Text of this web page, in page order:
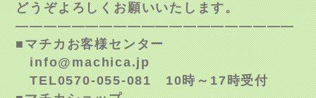
どうぞよろしくお願いいたします。
————————————————————
■マチカお客様センター
info@machica.jp
TEL0570-055-081 10時～17時受付